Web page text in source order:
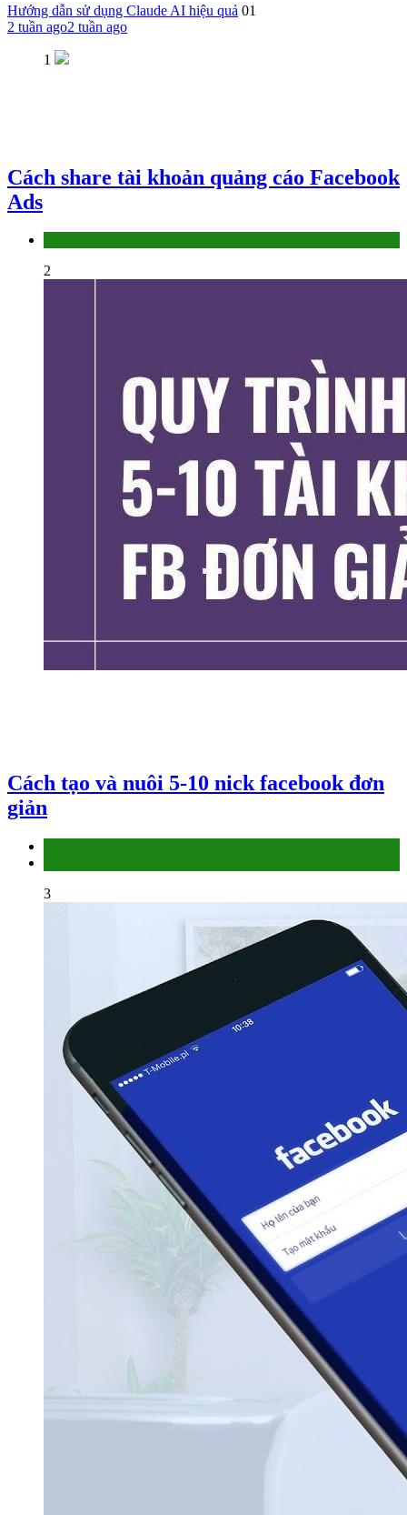
Hướng dẫn sử dụng Claude AI hiệu quả 01
2 tuần ago2 tuần ago
1
Cách share tài khoản quảng cáo Facebook
Ads
2
Cách tạo và nuôi 5-10 nick facebook đơn
giản
3